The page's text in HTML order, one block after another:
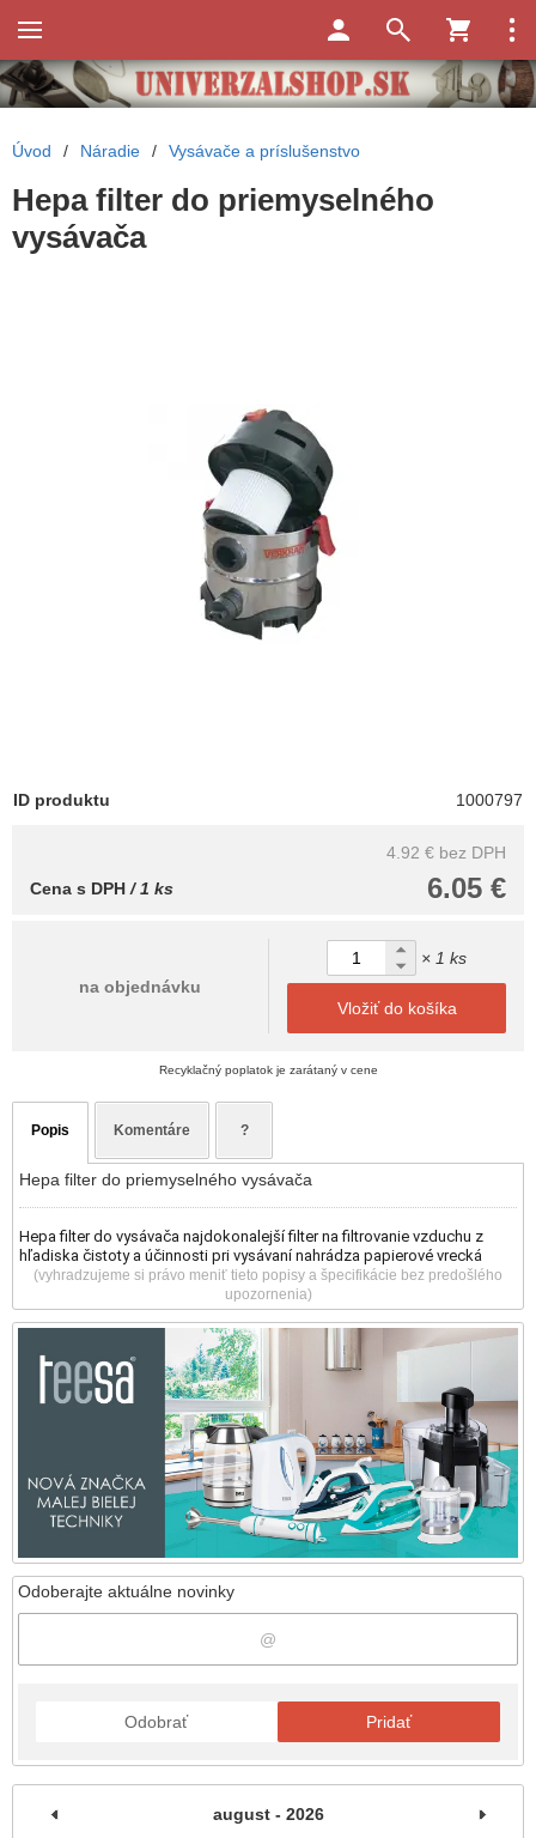
Odoberajte aktuálne novinky
Odobrať Pridať
august - 2026
Úvod / Náradie / Vysávače a príslušenstvo
Hepa filter do priemyselného
vysávača
ID produktu 1000797
4.92 € bez DPH
6.05 €
Cena s DPH/ 1 ks
na objednávku
× 1 ks
Vložiť do košíka
Recyklačný poplatok je zarátaný v cene
Popis Komentáre ?
Hepa filter do priemyselného vysávača
Hepa filter do vysávača najdokonalejší filter na filtrovanie vzduchu z
hľadiska čistoty a účinnosti pri vysávaní nahrádza papierové vrecká
(vyhradzujeme si právo meniť tieto popisy a špecifikácie bez predošlého
upozornenia)